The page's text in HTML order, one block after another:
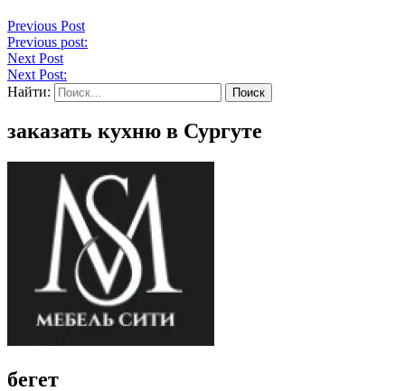
Previous Post
Previous post:
Next Post
Next Post:
Найти:
заказать кухню в Сургуте
бегет